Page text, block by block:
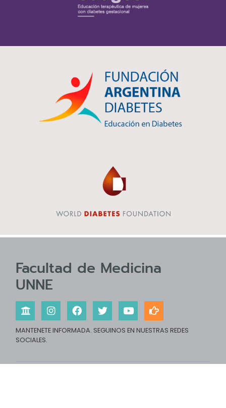
Facultad de Medicina
UNNE
MANTENETE INFORMADA. SEGUINOS EN NUESTRAS REDES
SOCIALES.